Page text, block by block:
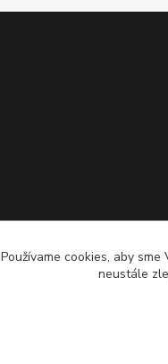
Používame cookies, aby
neustále